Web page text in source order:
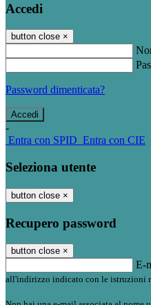
Accedi
button close ×
Password dimenticata?
-
Entra con SPID Entra con CIE
Seleziona utente
button close ×
Recupero password
button close ×
E-
all'indirizzo indicato con le istruzioni